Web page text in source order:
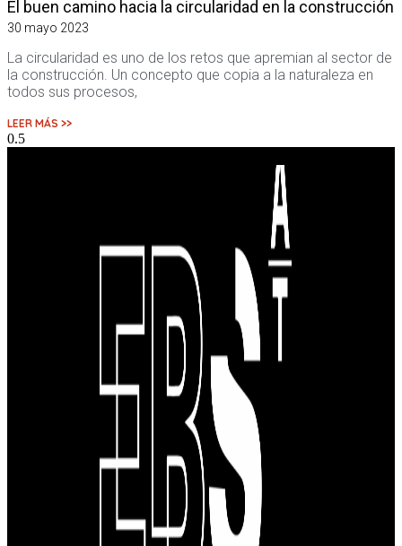
El buen camino hacia la circularidad en la construcción
30 mayo 2023
La circularidad es uno de los retos que apremian al sector de
la construcción. Un concepto que copia a la naturaleza en
todos sus procesos,
LEER MÁS >>